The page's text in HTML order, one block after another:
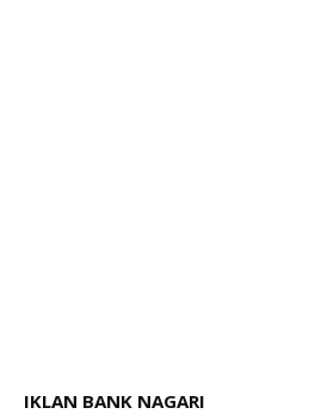
IKLAN BANK NAGARI